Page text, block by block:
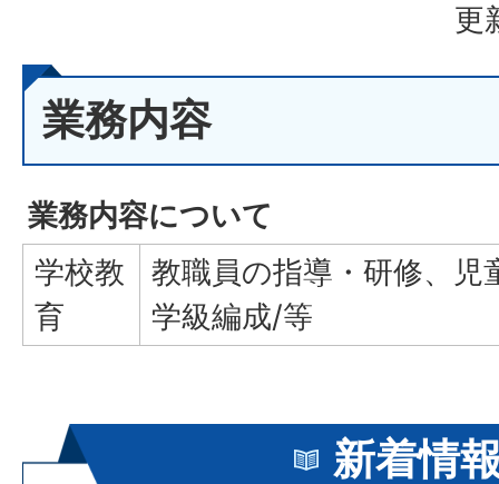
更
業務内容
業務内容について
学校教
育
教職員の指導・研修、児
学級編成/等
新着情